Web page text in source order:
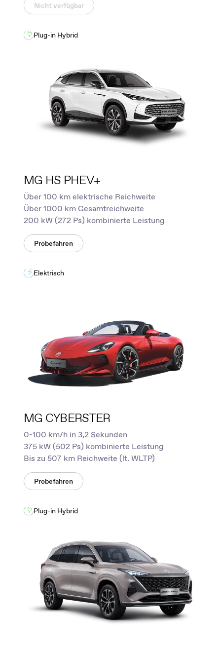
Nicht verfügbar
Plug-in Hybrid
MG HS PHEV+
Über 100 km elektrische Reichweite
Über 1000 km Gesamtreichweite
200 kW (272 Ps) kombinierte Leistung
Probefahren
Elektrisch
MG CYBERSTER
0-100 km/h in 3,2 Sekunden
375 kW (502 Ps) kombinierte Leistung
Bis zu 507 km Reichweite (lt. WLTP)
Probefahren
Plug-in Hybrid